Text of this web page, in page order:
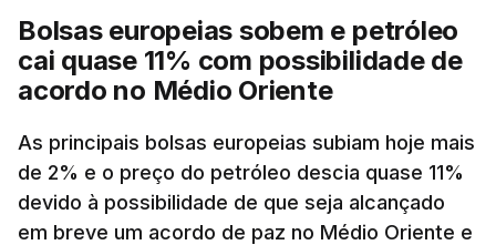
Bolsas europeias sobem e petróleo
cai quase 11% com possibilidade de
acordo no Médio Oriente
As principais bolsas europeias subiam hoje mais
de 2% e o preço do petróleo descia quase 11%
devido à possibilidade de que seja alcançado
em breve um acordo de paz no Médio Oriente e